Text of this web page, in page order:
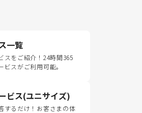
一覧
スをご紹介！24時間365
スがご利用可能。
ビス(ユニサイズ)
するだけ！お客さまの体